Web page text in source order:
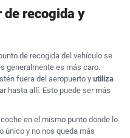
de recogida y
de recogida del vehículo se
generalmente es más caro.
fuera del aeropuerto y utiliza
hasta allí. Esto puede ser más
en el mismo punto donde lo
único y no nos queda más